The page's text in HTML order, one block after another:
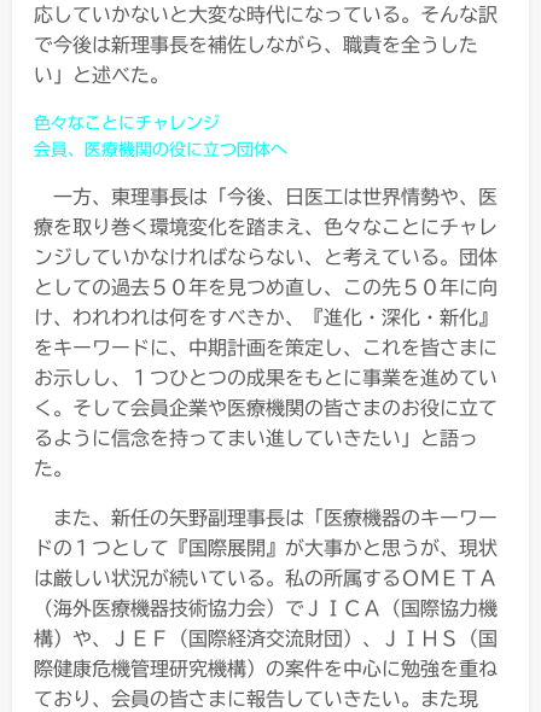
応していかないと大変な時代になっている。そんな訳
で今後は新理事長を補佐しながら、職責を全うした
い」と述べた。
色々なことにチャレンジ
会員、医療機関の役に立つ団体へ
一方、東理事長は「今後、日医工は世界情勢や、医
療を取り巻く環境変化を踏まえ、色々なことにチャレ
ンジしていかなければならない、と考えている。団体
としての過去５０年を見つめ直し、この先５０年に向
け、われわれは何をすべきか、『進化・深化・新化』
をキーワードに、中期計画を策定し、これを皆さまに
お示しし、１つひとつの成果をもとに事業を進めてい
く。そして会員企業や医療機関の皆さまのお役に立て
るように信念を持ってまい進していきたい」と語っ
た。
また、新任の矢野副理事長は「医療機器のキーワー
ドの１つとして『国際展開』が大事かと思うが、現状
は厳しい状況が続いている。私の所属するＯＭＥＴＡ
（海外医療機器技術協力会）でＪＩＣＡ（国際協力機
構）や、ＪＥＦ（国際経済交流財団）、ＪＩＨＳ（国
際健康危機管理研究機構）の案件を中心に勉強を重ね
ており、会員の皆さまに報告していきたい。また現